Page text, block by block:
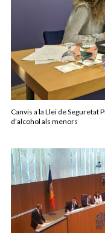
Canvis a la Llei de Seguretat
d’alcohol als menors